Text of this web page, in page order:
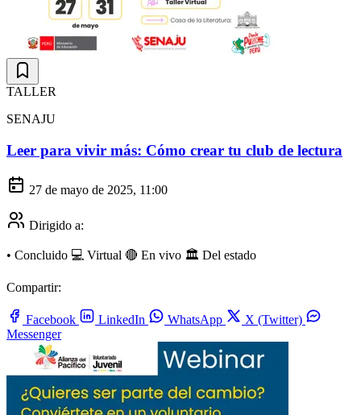
TALLER
SENAJU
Leer para vivir más: Cómo crear tu club de lectura
27 de mayo de 2025, 11:00
Dirigido a:
• Concluido 💻 Virtual 🔴 En vivo 🏛️ Del estado
Compartir:
Facebook LinkedIn WhatsApp
X (Twitter)
Messenger